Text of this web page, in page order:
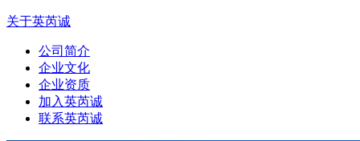
关于英芮诚
公司简介
企业文化
企业资质
加入英芮诚
联系英芮诚